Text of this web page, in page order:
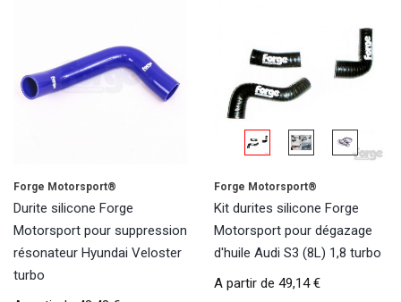
Forge Motorsport®
Durite silicone Forge
Motorsport pour suppression
résonateur Hyundai Veloster
turbo
Forge Motorsport®
Kit durites silicone Forge
Motorsport pour dégazage
d'huile Audi S3 (8L) 1,8 turbo
A partir de 49,14 €